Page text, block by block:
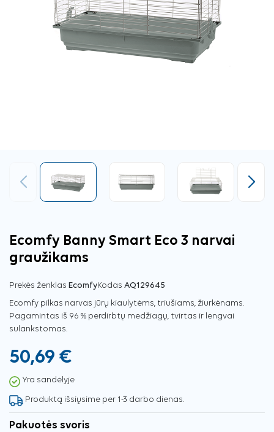
Ankstesnis Tęsti
Ecomfy Banny Smart Eco 3 narvai
graužikams
Prekės ženklas EcomfyKodas AQ129645
Ecomfy pilkas narvas jūrų kiaulytėms, triušiams, žiurkėnams.
Pagamintas iš 96 % perdirbtų medžiagų, tvirtas ir lengvai
sulankstomas.
50,69 €
Yra sandėlyje
Produktą išsiųsime per 1-3 darbo dienas.
Pakuotės svoris